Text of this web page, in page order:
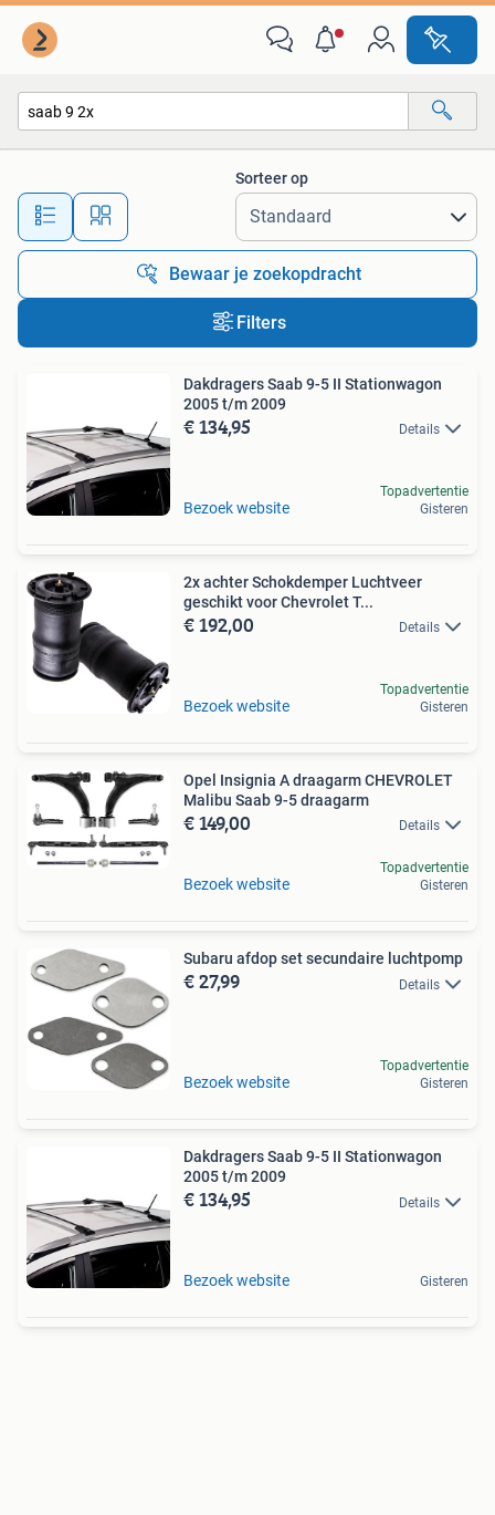
Alle afstanden…
Sorteer op
Bewaar je zoekopdracht
Filters
Dakdragers Saab 9-5 II Stationwagon
2005 t/m 2009
€ 134,95 Details
Bezoek website
Topadvertentie
Gisteren
2x achter Schokdemper Luchtveer
geschikt voor Chevrolet T...
€ 192,00 Details
Bezoek website
Topadvertentie
Gisteren
Opel Insignia A draagarm CHEVROLET
Malibu Saab 9-5 draagarm
€ 149,00 Details
Bezoek website
Topadvertentie
Gisteren
Subaru afdop set secundaire luchtpomp
€ 27,99 Details
Bezoek website
Topadvertentie
Gisteren
Dakdragers Saab 9-5 II Stationwagon
2005 t/m 2009
€ 134,95 Details
Bezoek website Gisteren